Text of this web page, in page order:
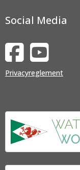
Social Media
Privacyreglement